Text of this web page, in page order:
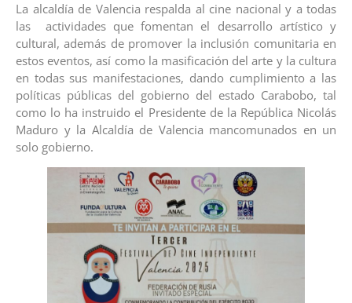
La alcaldía de Valencia respalda al cine nacional y a todas
las actividades que fomentan el desarrollo artístico y
cultural, además de promover la inclusión comunitaria en
estos eventos, así como la masificación del arte y la cultura
en todas sus manifestaciones, dando cumplimiento a las
políticas públicas del gobierno del estado Carabobo, tal
como lo ha instruido el Presidente de la República Nicolás
Maduro y la Alcaldía de Valencia mancomunados en un
solo gobierno.